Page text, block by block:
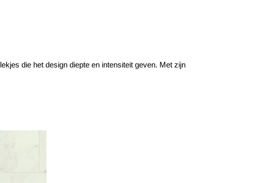
die het design diepte en intensiteit geven. Met zijn